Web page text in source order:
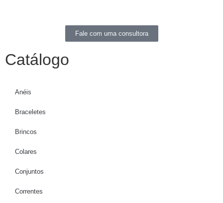
Fale com uma consultora
Catálogo
Anéis
Braceletes
Brincos
Colares
Conjuntos
Correntes